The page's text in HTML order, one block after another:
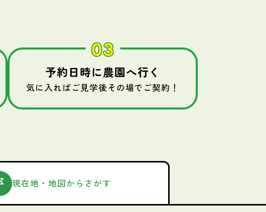
予約日時に農園へ行く
気に入ればご見学後その場でご契約！
現在地・地図からさがす